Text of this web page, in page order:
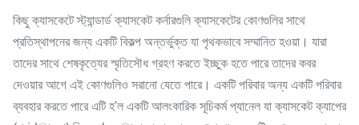
কিছু ক্যাসকেটে স্ট্যান্ডার্ড ক্যাসকেট কর্নারগুলি ক্যাসকেটের কোণগুলির সাথে
প্রতিস্থাপনের জন্য একটি বিকল্প অন্তর্ভুক্ত যা পৃথকভাবে সম্মানিত হওয়া। যারা
তাদের সাথে শেষকৃত্যের স্মৃতিসৌধ গ্রহণ করতে ইচ্ছুক হতে পারে তাদের কবর
দেওয়ার আগে এই কোণগুলিও সরানো যেতে পারে। একটি পরিবার অন্য একটি পরিবার
ব্যবহার করতে পারে এটি হ'ল একটি আলংকারিক সূচিকর্ম প্যানেল যা ক্যাসকেট ক্যাপের